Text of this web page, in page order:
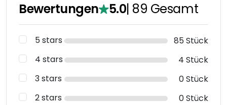
Bewertungen 5.0| 89 Gesamt
5 stars
85 Stück
4 stars
4 Stück
3 stars
0 Stück
2 stars
0 Stück